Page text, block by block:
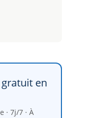
en
· 7j/7 · À